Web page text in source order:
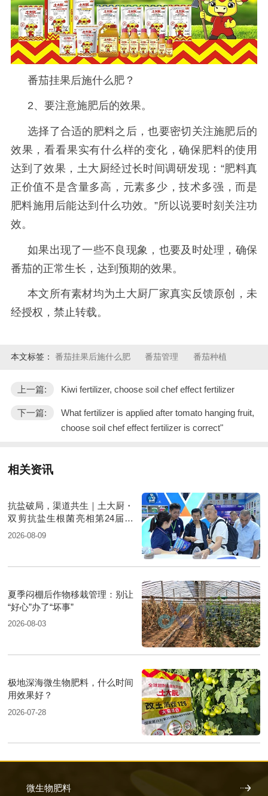
番茄挂果后施什么肥？
2、要注意施肥后的效果。
选择了合适的肥料之后，也要密切关注施肥后的
效果，看看果实有什么样的变化，确保肥料的使用
达到了效果，土大厨经过长时间调研发现： “肥料真
正价值不是含量多高，元素多少，技术多强，而是
肥料施用后能达到什么功效。”所以说要时刻关注功
效。
如果出现了一些不良现象，也要及时处理，确保
番茄的正常生长，达到预期的效果。
本文所有素材均为土大厨厂家真实反馈原创，未
经授权，禁止转载。
本文标签： 番茄挂果后施什么肥 番茄管理 番茄种植
上一篇: Kiwi fertilizer, choose soil chef effect fertilizer
下一篇:
What fertilizer is applied after tomato hanging fruit,
choose soil chef effect fertilizer is correct"
相关资讯
抗盐破局，渠道共生｜土大厨・
双剪抗盐生根菌亮相第24届新
疆国际农业博览会
2026-08-09
夏季闷棚后作物移栽管理：别让
“好心”办了“坏事”
2026-08-03
极地深海微生物肥料，什么时间
用效果好？
2026-07-28
微生物肥料